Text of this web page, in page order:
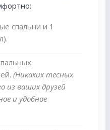
спальни и 1
(Никаких тесных
из ваших друзей
и удобное